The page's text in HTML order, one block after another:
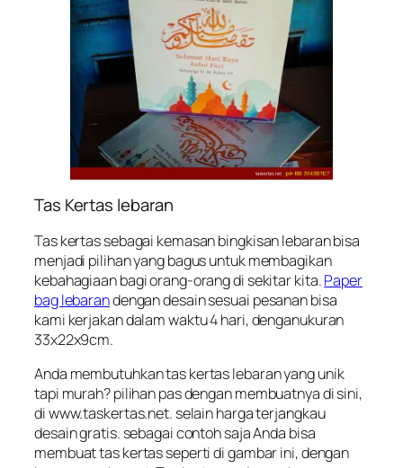
Tas Kertas lebaran
Tas kertas sebagai kemasan bingkisan lebaran bisa
menjadi pilihan yang bagus untuk membagikan
kebahagiaan bagi orang-orang di sekitar kita.Paper
bag lebarandengan desain sesuai pesanan bisa
kami kerjakan dalam waktu 4 hari, denganukuran
33x22x9cm.
Anda membutuhkan tas kertas lebaran yang unik
tapi murah? pilihan pas dengan membuatnya di sini,
di www.taskertas.net. selain harga terjangkau
desain gratis. sebagai contoh saja Anda bisa
membuat tas kertas seperti di gambar ini, dengan